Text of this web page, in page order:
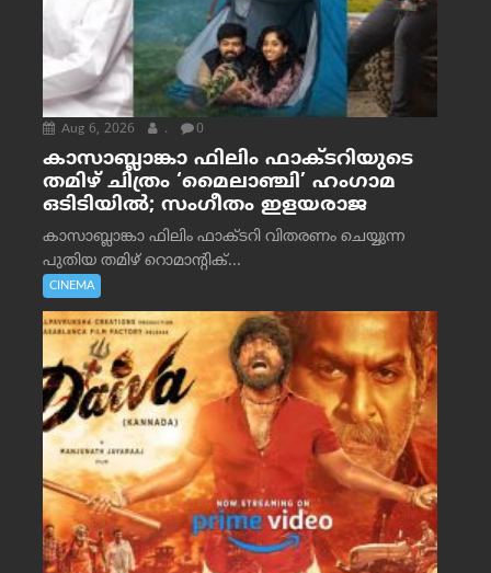
Aug 6, 2026 . 0
കാസാബ്ലാങ്കാ ഫിലിം ഫാക്ടറിയുടെ
തമിഴ് ചിത്രം ‘മൈലാഞ്ചി’ ഹംഗാമ
ഒടിടിയിൽ; സംഗീതം ഇളയരാജ
കാസാബ്ലാങ്കാ ഫിലിം ഫാക്ടറി വിതരണം ചെയ്യുന്ന
പുതിയ തമിഴ് റൊമാന്റിക്...
CINEMA